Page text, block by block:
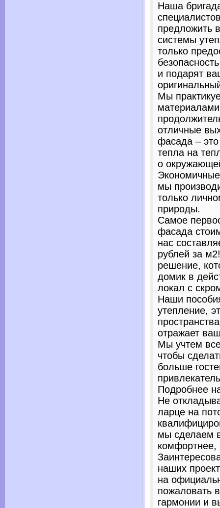
Наша
предложить
системы
только
и подарят
Мы
отличные
фасада –
тепла на
о
мы
только
природы.
Самое
фасада
нас
рублей за
решение,
домик в
локал с
Наши
утепление,
отражает
Мы учтем
чтобы
больше
Подробнее
Не
ларце на
мы сделаем
комфортнее,
наших
на
пожаловать
гармонии и